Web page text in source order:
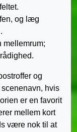
og læg
mellemrum;
og
hvis
er en favorit
mellem kort
være nok til at